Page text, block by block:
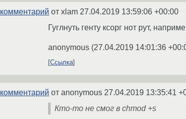
комментарий от xlam 27.04.2019 13:59:06 +00:00
Гуглнуть генту ксорг нот рут,
anonymous (27.04.2019 14:01:36
Ссылка
комментарий от anonymous 27.04.2019 13:35:41
Кто-то не смог в chmod +s